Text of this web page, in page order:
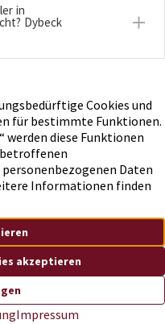
in
Dybeck
und die
und erhalten Sie eine